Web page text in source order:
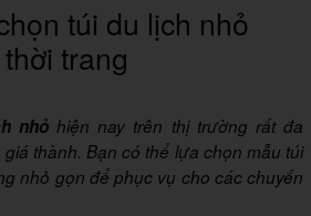
túi du lịch nhỏ
trang
nhỏhiện nay trên thị trường rất đa
thành. Bạn có thể lựa chọn mẫu túi
nhỏ gọn để phục vụ cho các chuyến